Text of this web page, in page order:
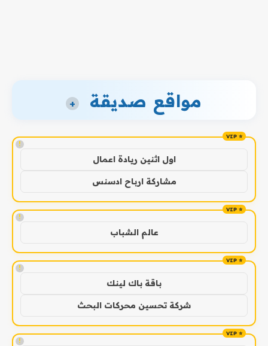
مواقع صديقة +
!
اول اثنين ريادة اعمال
مشاركة ارباح ادسنس
!
عالم الشباب
!
باقة باك لينك
شركة تحسين محركات البحث
!